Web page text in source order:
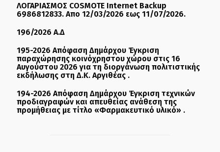
ΛΟΓΑΡΙΑΣΜΟΣ COSMOTE Internet Backup
6986812833. Απο 12/03/2026 εως 11/07/2026.
196/2026 Α.Δ
195-2026 Απόφαση Δημάρχου Έγκριση
παραχώρησης κοινόχρηστου χώρου στις 16
Αυγούστου 2026 για τη διοργάνωση πολιτιστικής
εκδήλωσης στη Δ.Κ. Αργιθέας .
194-2026 Απόφαση Δημάρχου Έγκριση τεχνικών
προδιαγραφών και απευθείας ανάθεση της
προμήθειας με τίτλο «Φαρμακευτικό υλικό» .